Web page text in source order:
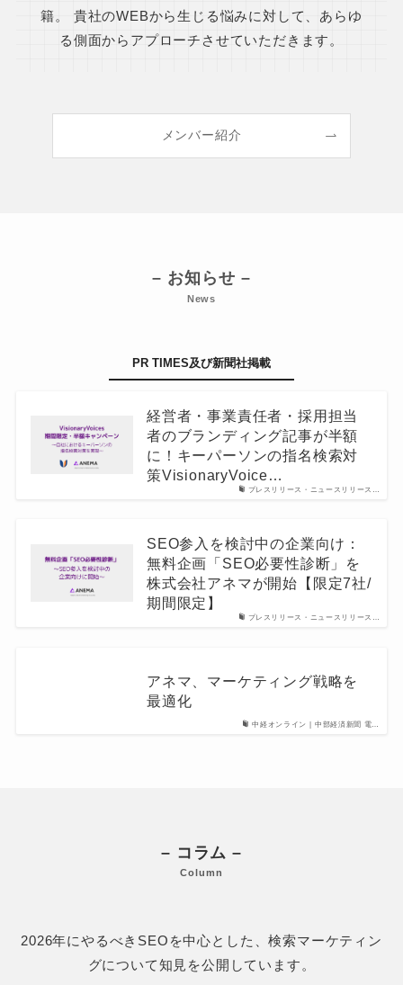
籍。
貴社のWEBから生じる悩みに対して、あらゆ
る側面からアプローチさせていただきます。
メンバー紹介
– お知らせ –
News
PR TIMES及び新聞社掲載
プレスリリース・ニュースリリース…
経営者・事業責任者・採用担当
者のブランディング記事が半額
に！キーパーソンの指名検索対
策VisionaryVoice…
プレスリリース・ニュースリリース…
SEO参入を検討中の企業向け：
無料企画「SEO必要性診断」を
株式会社アネマが開始【限定7社/
期間限定】
中経オンライン | 中部経済新聞 電…
アネマ、マーケティング戦略を
最適化
– コラム –
Column
2026年にやるべきSEOを中心とした、検索マーケティン
グについて知見を公開しています。